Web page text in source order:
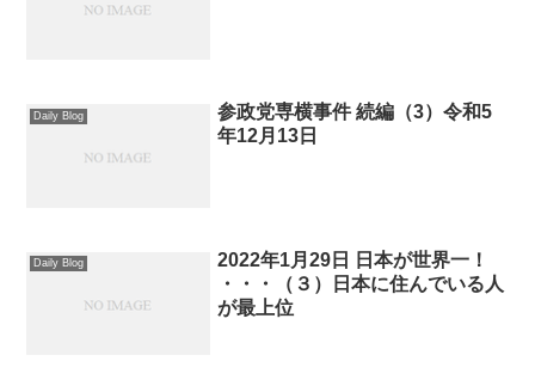
Daily Blog
参政党専横事件 続編（3）令和5
年12月13日
Daily Blog
2022年1月29日 日本が世界一！
・・・（３）日本に住んでいる人
が最上位